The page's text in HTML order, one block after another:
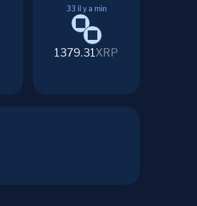
33 il y a min
1379.31XRP